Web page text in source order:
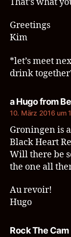
Greetings
Kim
*let’s meet
drink
a Hugo from
10. März 2016 um
Groningen is
Black Heart
Will there be
the one all
Au revoir!
Hugo
Rock The Cam